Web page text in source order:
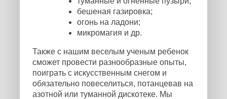
бешеная газировка;
огонь на ладони;
микромагия и др.
Также с нашим веселым ученым ребенок
сможет провести разнообразные опыты,
поиграть с искусственным снегом и
обязательно повеселиться, потанцевав на
азотной или туманной дискотеке. Мы